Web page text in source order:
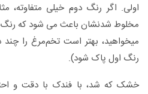
اولی. اگر رنگ دوم خیلی متفاوته،
مخلوط شدنشان باعث می شود که رنگ
میخواهید، بهتر است تخم‌مرغ را چند
رنگ اول پاک شود).
خشک که شد، با فندک با دقت و